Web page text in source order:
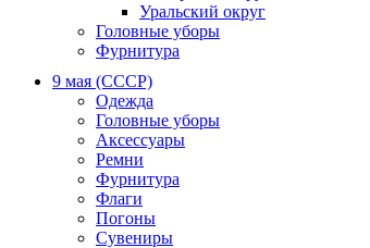
Уральский округ
Головные уборы
Фурнитура
9 мая (СССР)
Одежда
Головные уборы
Аксессуары
Ремни
Фурнитура
Флаги
Погоны
Сувениры